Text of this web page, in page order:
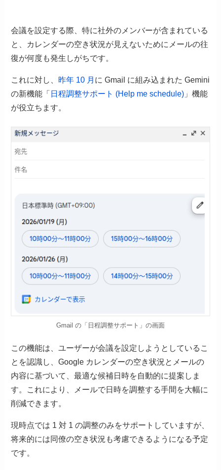
会議を設定する際、特に社外のメンバーが含まれている
と、カレンダーの空き状況が見えないためにメールの往
復が何度も発生しがちです。
これに対し、 昨年 10 月 に Gmail に組み込まれた Gemini
の新機能「 日程調整サポート (Help me schedule) 」機能
が役立ちます。
Gmail の「日程調整サポート」の画面
この機能は、ユーザーが会議を設定しようとしているこ
とを認識し、Google カレンダーの空き状況とメールの
内容に基づいて、最適な候補日時を自動的に提案しま
す。これにより、メールで日時を調整する手間を大幅に
削減できます。
現時点では 1 対 1 の調整のみをサポートしていますが、
将来的には同僚の空き状況も考慮できるようになる予定
です。